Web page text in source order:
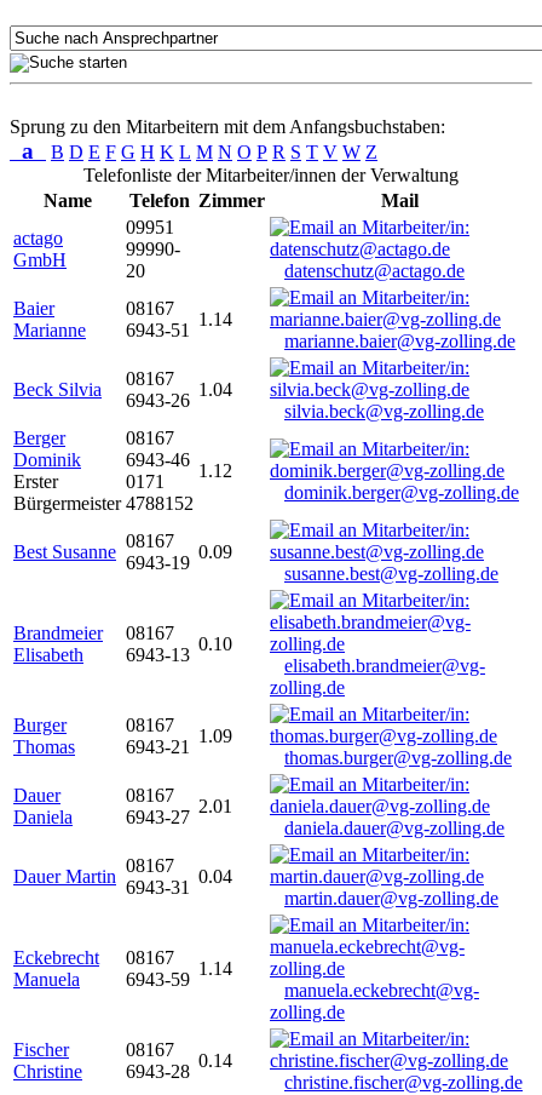
Sprung zu den Mitarbeitern mit dem Anfangsbuchstaben:
a B D E F G H K L M N O P R S T V W Z
Telefonliste der Mitarbeiter/innen der Verwaltung
Name
Telefon Zimmer
Mail
actago
GmbH
09951
99990-
20
datenschutz@actago.de
Baier
Marianne
08167
6943-51
1.14
marianne.baier@vg-zolling.de
Beck Silvia
08167
6943-26
1.04
silvia.beck@vg-zolling.de
Berger
Dominik
Erster
Bürgermeister
08167
6943-46
0171
4788152
1.12
dominik.berger@vg-zolling.de
Best Susanne
08167
6943-19
0.09
susanne.best@vg-zolling.de
Brandmeier
Elisabeth
08167
6943-13
0.10
elisabeth.brandmeier@vg-
zolling.de
Burger
Thomas
08167
6943-21
1.09
thomas.burger@vg-zolling.de
Dauer
Daniela
08167
6943-27
2.01
daniela.dauer@vg-zolling.de
Dauer Martin
08167
6943-31
0.04
martin.dauer@vg-zolling.de
Eckebrecht
Manuela
08167
6943-59
1.14
manuela.eckebrecht@vg-
zolling.de
Fischer
Christine
08167
6943-28
0.14
christine.fischer@vg-zolling.de